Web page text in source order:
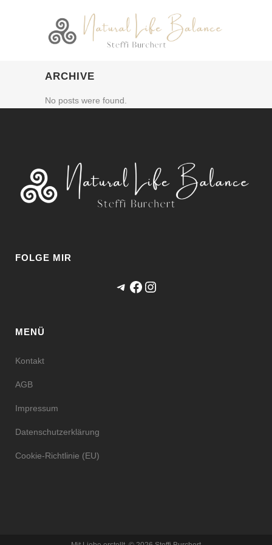
ARCHIVE
No posts were found.
FOLGE MIR
Telegram
Facebook
Instagram
MENÜ
Kontakt
AGB
Impressum
Datenschutzerklärung
Cookie-Richtlinie (EU)